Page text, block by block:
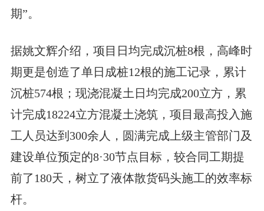
期”。
据姚文辉介绍，项目日均完成沉桩8根，高峰时
期更是创造了单日成桩12根的施工记录，累计
沉桩574根；现浇混凝土日均完成200立方，累
计完成18224立方混凝土浇筑，项目最高投入施
工人员达到300余人，圆满完成上级主管部门及
建设单位预定的8·30节点目标，较合同工期提
前了180天，树立了液体散货码头施工的效率标
杆。